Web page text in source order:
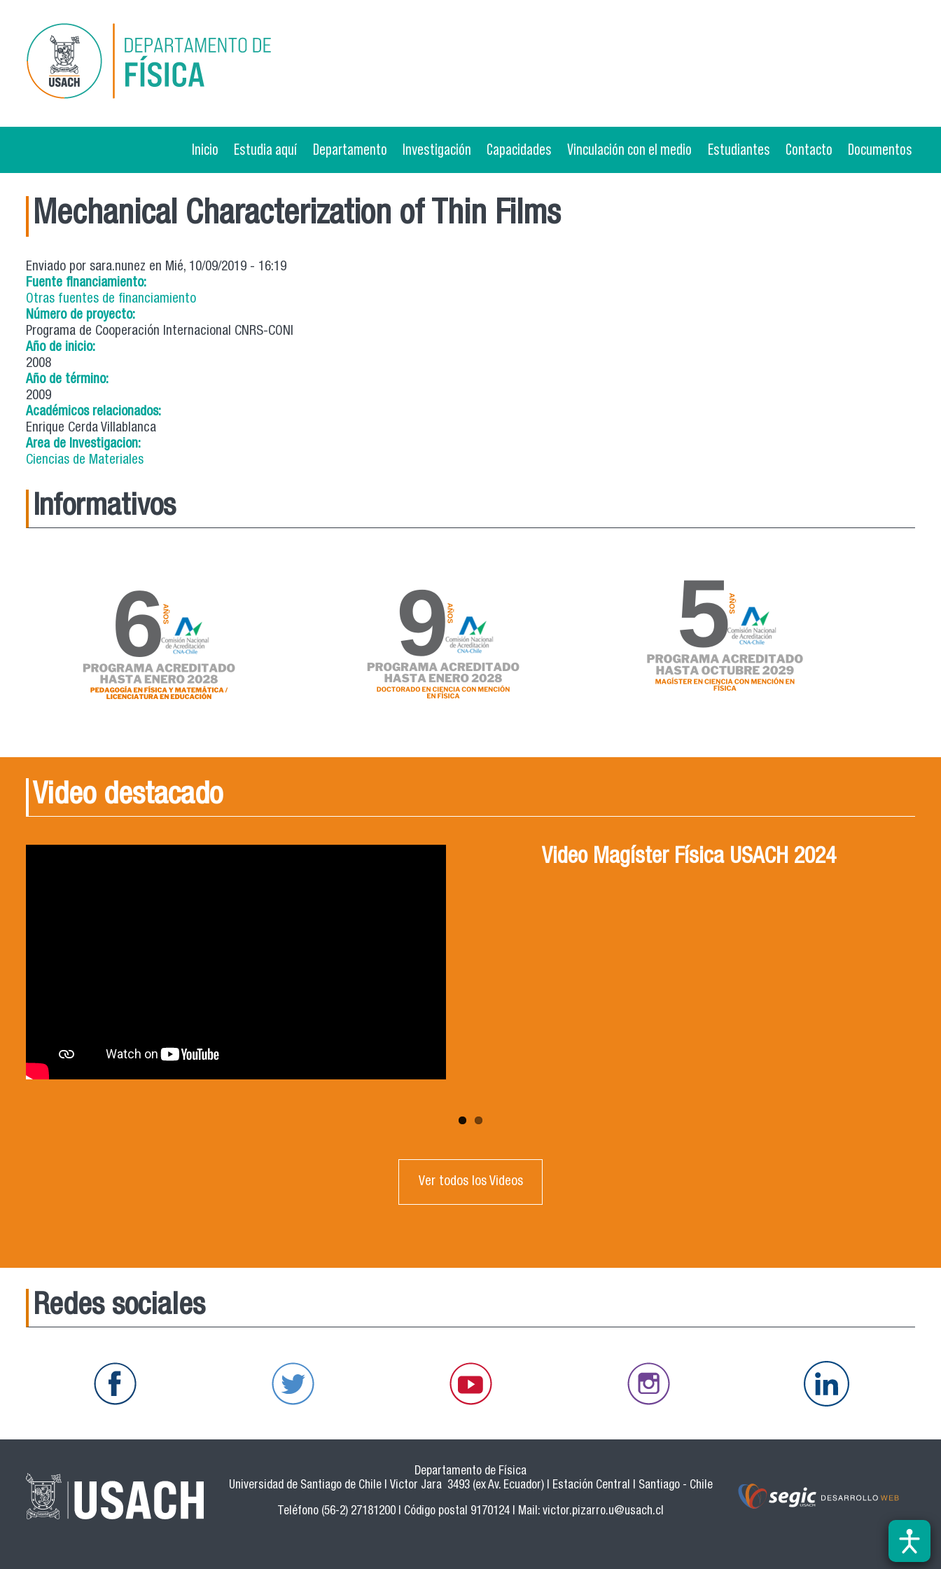
Inicio Estudia aquí Departamento Investigación Capacidades Vinculación con el medio Estudiantes Contacto Documentos
Mechanical Characterization of Thin Films
Enviado por sara.nunez en Mié, 10/09/2019 - 16:19
Fuente financiamiento:
Otras fuentes de financiamiento
Número de proyecto:
Programa de Cooperación Internacional CNRS-CONI
Año de inicio:
2008
Año de término:
2009
Académicos relacionados:
Enrique Cerda Villablanca
Area de Investigacion:
Ciencias de Materiales
Informativos
Video destacado
Video Magíster Física USACH 2024
Ver todos los Videos
Redes sociales
Departamento de Física
Universidad de Santiago de Chile | Victor Jara 3493 (ex Av. Ecuador) | Estación Central | Santiago - Chile
Teléfono (56-2) 27181200 | Código postal 9170124 | Mail: victor.pizarro.u@usach.cl